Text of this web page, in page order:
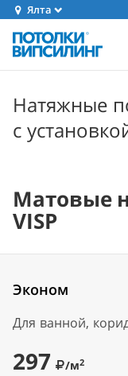
Ялта
Натяжные
с
Матовые
VISP
Эконом
Для ванной,
297 /м2